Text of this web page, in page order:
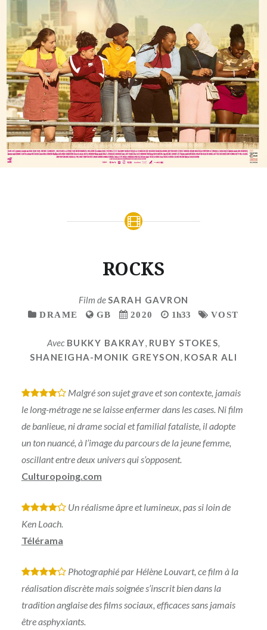
ROCKS
Film deSARAH GAVRON
DRAME GB 2020 1h33 VOST
Avec BUKKY BAKRAY, RUBY STOKES,
SHANEIGHA-MONIK GREYSON, KOSAR ALI
* * * *
Malgré son sujet grave et son contexte, jamais
le long-métrage ne se laisse enfermer dans les cases. Ni film
de banlieue, ni drame social et familial fataliste, il adopte
un ton nuancé, à l’image du parcours de la jeune femme,
oscillant entre deux univers qui s’opposent.
Culturopoing.com
* * * *
Un réalisme âpre et lumineux, pas si loin de
Ken Loach.
Télérama
* * * *
Photographié par Hélène Louvart, ce film à la
réalisation discrète mais soignée s’inscrit bien dans la
tradition anglaise des films sociaux, efficaces sans jamais
être asphyxiants.